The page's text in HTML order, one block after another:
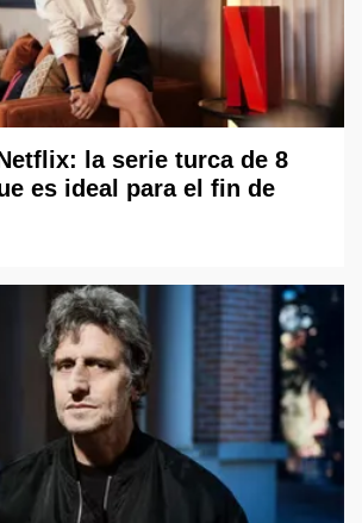
la serie turca de 8
es ideal para el fin de